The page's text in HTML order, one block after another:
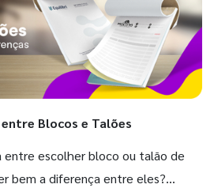
Blocos e Talões
entre escolher bloco ou talão de
bem a diferença entre eles?